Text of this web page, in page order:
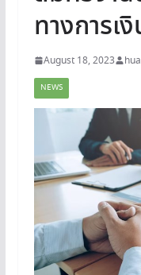
ทางการเ
August 18, 2023
NEWS